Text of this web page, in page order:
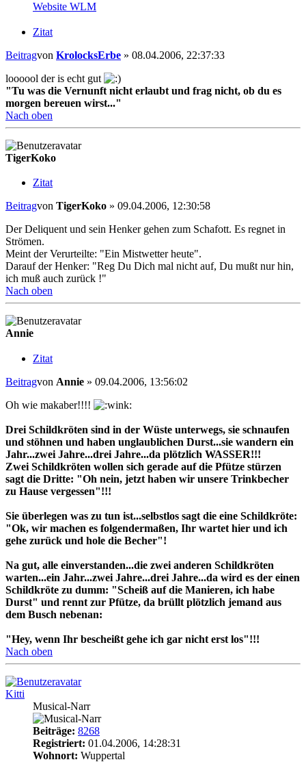
Website WLM
Zitat
Beitragvon KrolocksErbe » 08.04.2006, 22:37:33
loooool der is echt gut
"Tu was die Vernunft nicht erlaubt und frag nicht, ob du es
morgen bereuen wirst..."
Nach oben
TigerKoko
Zitat
Beitragvon TigerKoko » 09.04.2006, 12:30:58
Der Deliquent und sein Henker gehen zum Schafott. Es regnet in
Strömen.
Meint der Verurteilte: "Ein Mistwetter heute".
Darauf der Henker: "Reg Du Dich mal nicht auf, Du mußt nur hin,
ich muß auch zurück !"
Nach oben
Annie
Zitat
Beitragvon Annie » 09.04.2006, 13:56:02
Oh wie makaber!!!!
Drei Schildkröten sind in der Wüste unterwegs, sie schnaufen
und stöhnen und haben unglaublichen Durst...sie wandern ein
Jahr...zwei Jahre...drei Jahre...da plötzlich WASSER!!!
Zwei Schildkröten wollen sich gerade auf die Pfütze stürzen
sagt die Dritte: "Oh nein, jetzt haben wir unsere Trinkbecher
zu Hause vergessen"!!!
Sie überlegen was zu tun ist...selbstlos sagt die eine Schildkröte:
"Ok, wir machen es folgendermaßen, Ihr wartet hier und ich
gehe zurück und hole die Becher"!
Na gut, alle einverstanden...die zwei anderen Schildkröten
warten...ein Jahr...zwei Jahre...drei Jahre...da wird es der einen
Schildkröte zu dumm: "Scheiß auf die Manieren, ich habe
Durst" und rennt zur Pfütze, da brüllt plötzlich jemand aus
dem Busch nebenan:
"Hey, wenn Ihr bescheißt gehe ich gar nicht erst los"!!!
Nach oben
Kitti
Musical-Narr
Beiträge: 8268
Registriert: 01.04.2006, 14:28:31
Wohnort: Wuppertal